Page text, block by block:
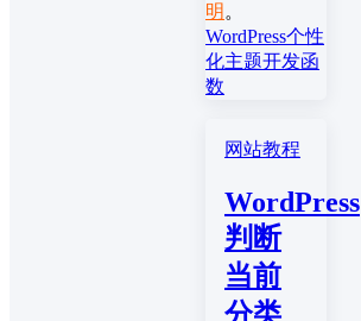
明。
WordPress个性
化主题开发函
数
网站教程
WordPress
判断
当前
分类